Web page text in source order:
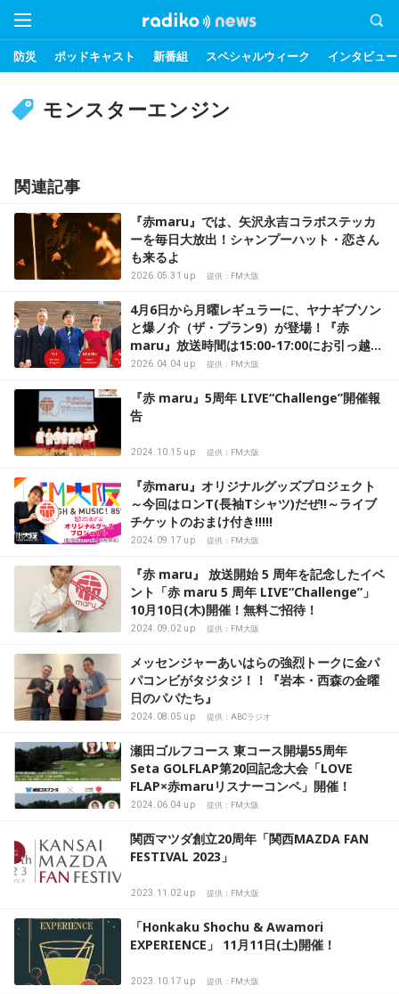
防災 ポッドキャスト 新番組 スペシャルウィーク インタビュー
モンスターエンジン
関連記事
『赤maru』では、矢沢永吉コラボステッカ
ーを毎日大放出！シャンプーハット・恋さん
も来るよ
2026.05.31 up 提供：FM大阪
4月6日から月曜レギュラーに、ヤナギブソン
と爆ノ介（ザ・プラン9）が登場！『赤
maru』放送時間は15:00-17:00にお引っ越し
して、ますます熱くOA中！
2026.04.04 up 提供：FM大阪
『赤 maru』5周年 LIVE“Challenge”開催報
告
2024.10.15 up 提供：FM大阪
『赤maru』オリジナルグッズプロジェクト
～今回はロンT(長袖Tシャツ)だぜ!!～ライブ
チケットのおまけ付き!!!!!
2024.09.17 up 提供：FM大阪
『赤 maru』 放送開始 5 周年を記念したイベ
ント「赤 maru 5 周年 LIVE“Challenge”」
10月10日(木)開催！無料ご招待！
2024.09.02 up 提供：FM大阪
メッセンジャーあいはらの強烈トークに金パ
パコンビがタジタジ！！『岩本・西森の金曜
日のパパたち』
2024.08.05 up 提供：ABCラジオ
瀬田ゴルフコース 東コース開場55周年
Seta GOLFLAP第20回記念大会「LOVE
FLAP×赤maruリスナーコンペ」開催！
2024.06.04 up 提供：FM大阪
関西マツダ創立20周年「関西MAZDA FAN
FESTIVAL 2023」
2023.11.02 up 提供：FM大阪
「Honkaku Shochu & Awamori
EXPERIENCE」 11月11日(土)開催！
2023.10.17 up 提供：FM大阪